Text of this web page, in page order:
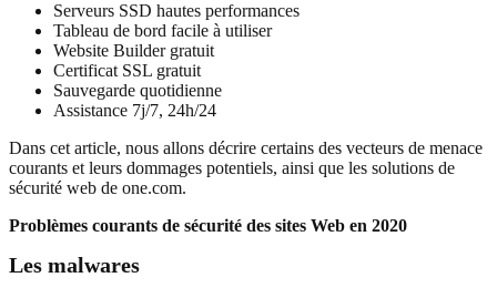
Serveurs SSD hautes performances
Tableau de bord facile à utiliser
Website Builder gratuit
Certificat SSL gratuit
Sauvegarde quotidienne
Assistance 7j/7, 24h/24
Dans cet article, nous allons décrire certains des vecteurs de menace
courants et leurs dommages potentiels, ainsi que les solutions de
sécurité web de one.com.
Problèmes courants de sécurité des sites Web en 2020
Les malwares